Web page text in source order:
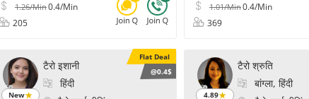
1.26/Min0.4/Min
205
1.01/Min0.4/Min
369
Flat Deal
@0.4$
New
टैरो इशानी
हिंदी
4.89
टैरो श्रुति
बांग्ला, हिंदी